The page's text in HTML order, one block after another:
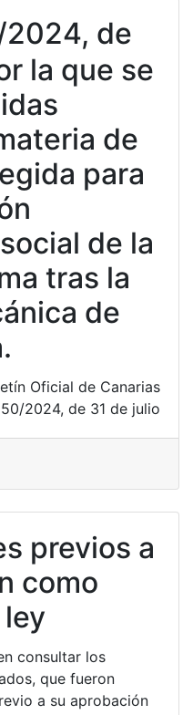
de
la que se
de
para
de la
tras la
de
Oficial de Canarias
2024, de 31 de julio
previos a
como
consultar los
que fueron
a su aprobación